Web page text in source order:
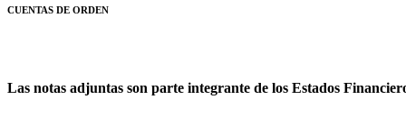
CUENTAS DE ORDEN
Las notas adjuntas son parte integrante de los Estados